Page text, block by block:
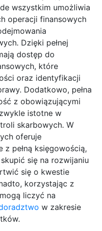
wszystkim umożliwia
operacji finansowych
Dzięki pełnej
dostęp do
które
oraz identyfikacji
Dodatkowo, pełna
z obowiązującymi
istotne w
skarbowych. W
oferuje
z pełną księgowością,
się na rozwijaniu
się o kwestie
korzystając z
liczyć na
w zakresie